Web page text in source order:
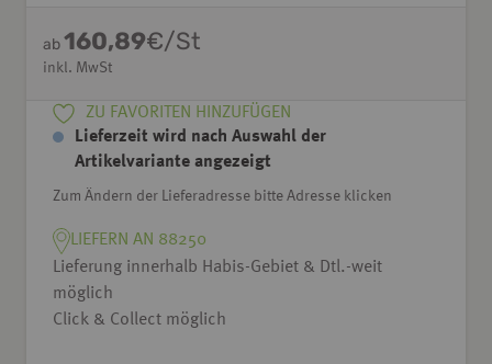
ab160,89€/St
inkl. MwSt
ZU FAVORITEN HINZUFÜGEN
Lieferzeit wird nach Auswahl der
Artikelvariante angezeigt
Zum Ändern der Lieferadresse bitte Adresse klicken
LIEFERN AN 88250
Lieferung innerhalb Habis-Gebiet & Dtl.-weit
möglich
Click & Collect möglich